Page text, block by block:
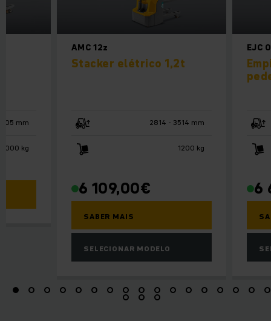
AMC 12z
Stacker elétrico 1,2t
2814 - 3514 mm
1200 kg
€
6 109,00
SABER MAIS
SELECIONAR MODELO
EJC
6
mm
2000 kg